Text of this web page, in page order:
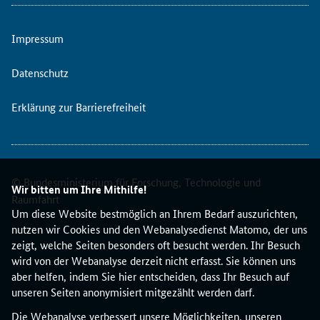
Wir bitten um Ihre Mithilfe!
Um diese Website bestmöglich an Ihrem Bedarf auszurichten,
nutzen wir Cookies und den Webanalysedienst Matomo, der uns
zeigt, welche Seiten besonders oft besucht werden. Ihr Besuch
wird von der Webanalyse derzeit nicht erfasst. Sie können uns
aber helfen, indem Sie hier entscheiden, dass Ihr Besuch auf
unseren Seiten anonymisiert mitgezählt werden darf.
Die Webanalyse verbessert unsere Möglichkeiten, unseren
a
i
t
s
D
a
t
e
n
a
u
c
Impressum
Datenschutz
Erklärung zur Barrierefreiheit
© Bundesministerium für Forschung, Technologie und
Raumfahrt